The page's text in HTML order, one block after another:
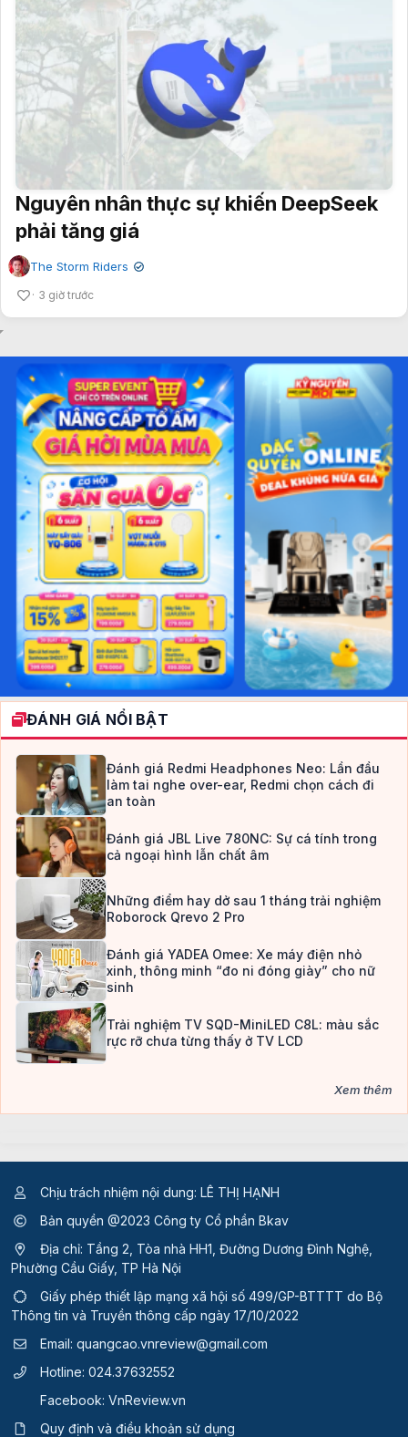
Nguyên nhân thực sự khiến DeepSeek
phải tăng giá
The Storm Riders ✔
3 giờ trước
ĐÁNH GIÁ NỔI BẬT
Đánh giá Redmi Headphones Neo: Lần đầu
làm tai nghe over-ear, Redmi chọn cách đi
an toàn
Đánh giá JBL Live 780NC: Sự cá tính trong
cả ngoại hình lẫn chất âm
Những điểm hay dở sau 1 tháng trải nghiệm
Roborock Qrevo 2 Pro
Đánh giá YADEA Omee: Xe máy điện nhỏ
xinh, thông minh “đo ni đóng giày” cho nữ
sinh
Trải nghiệm TV SQD-MiniLED C8L: màu sắc
rực rỡ chưa từng thấy ở TV LCD
Xem thêm
Chịu trách nhiệm nội dung: LÊ THỊ HẠNH
Bản quyền @2023 Công ty Cổ phần Bkav
Địa chỉ: Tầng 2, Tòa nhà HH1, Đường Dương Đình Nghệ,
Phường Cầu Giấy, TP Hà Nội
Giấy phép thiết lập mạng xã hội số 499/GP-BTTTT do Bộ
Thông tin và Truyền thông cấp ngày 17/10/2022
Email: quangcao.vnreview@gmail.com
Hotline: 024.37632552
Facebook: VnReview.vn
Quy định và điều khoản sử dụng